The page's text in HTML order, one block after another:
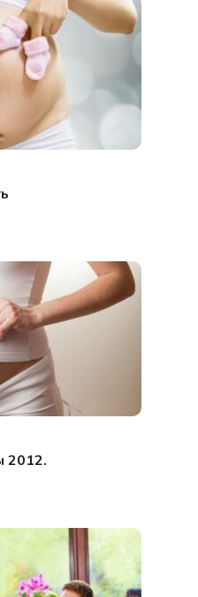
2012.